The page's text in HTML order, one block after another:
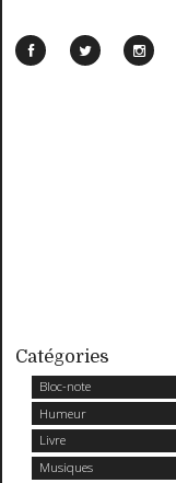
Catégories
Bloc-note
Humeur
Livre
Musiques